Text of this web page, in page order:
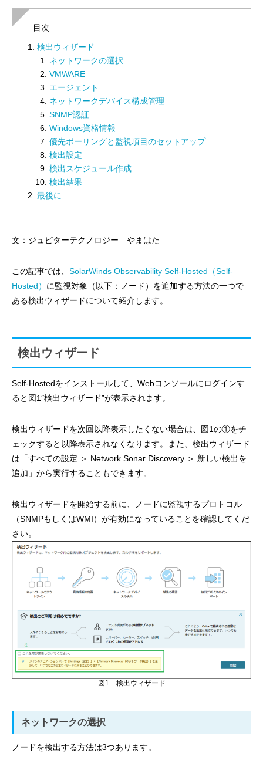
目次
検出ウィザード
ネットワークの選択
VMWARE
エージェント
ネットワークデバイス構成管理
SNMP認証
Windows資格情報
優先ポーリングと監視項目のセットアップ
検出設定
検出スケジュール作成
検出結果
最後に
文：ジュピターテクノロジー やまはた
この記事では、 SolarWinds Observability Self-Hosted（Self-
Hosted） に監視対象（以下：ノード）を追加する方法の一つで
ある検出ウィザードについて紹介します。
検出ウィザード
Self-Hostedをインストールして、Webコンソールにログインす
ると図1″検出ウィザード”が表示されます。
検出ウィザードを次回以降表示したくない場合は、図1の①をチ
ェックすると以降表示されなくなります。また、検出ウィザード
は「すべての設定 ＞ Network Sonar Discovery ＞ 新しい検出を
追加」から実行することもできます。
検出ウィザードを開始する前に、ノードに監視するプロトコル
（SNMPもしくはWMI）が有効になっていることを確認してくだ
さい。
図1 検出ウィザード
ネットワークの選択
ノードを検出する方法は3つあります。